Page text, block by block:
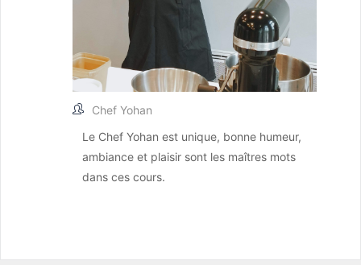
Chef Yohan
Le Chef Yohan est unique, bonne humeur,
ambiance et plaisir sont les maîtres mots
dans ces cours.